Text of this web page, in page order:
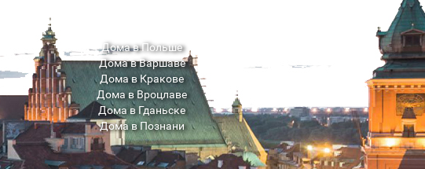
Дома в Польше
Дома в Варшаве
Дома в Кракове
Дома в Вроцлаве
Дома в Гданьске
Дома в Познани
Дома в Люблине